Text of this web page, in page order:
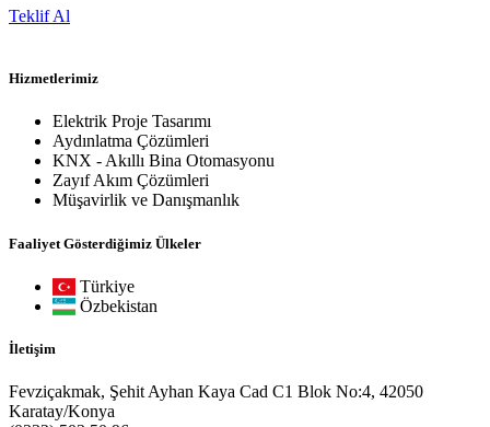
Teklif Al
Hizmetlerimiz
Elektrik Proje Tasarımı
Aydınlatma Çözümleri
KNX - Akıllı Bina Otomasyonu
Zayıf Akım Çözümleri
Müşavirlik ve Danışmanlık
Faaliyet Gösterdiğimiz Ülkeler
Türkiye
Özbekistan
İletişim
Fevziçakmak, Şehit Ayhan Kaya Cad C1 Blok No:4, 42050
Karatay/Konya